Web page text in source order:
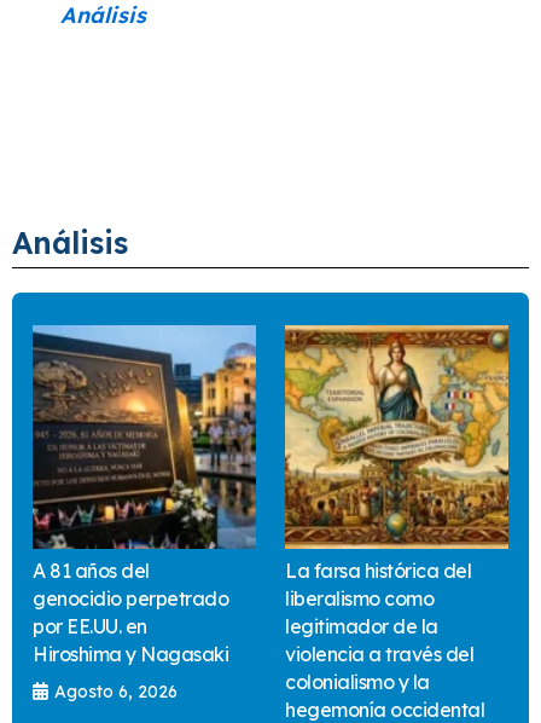
Análisis
Análisis
A 81 años del
genocidio perpetrado
por EE.UU. en
Hiroshima y Nagasaki
Agosto 6, 2026
La farsa histórica del
liberalismo como
legitimador de la
violencia a través del
colonialismo y la
hegemonía occidental